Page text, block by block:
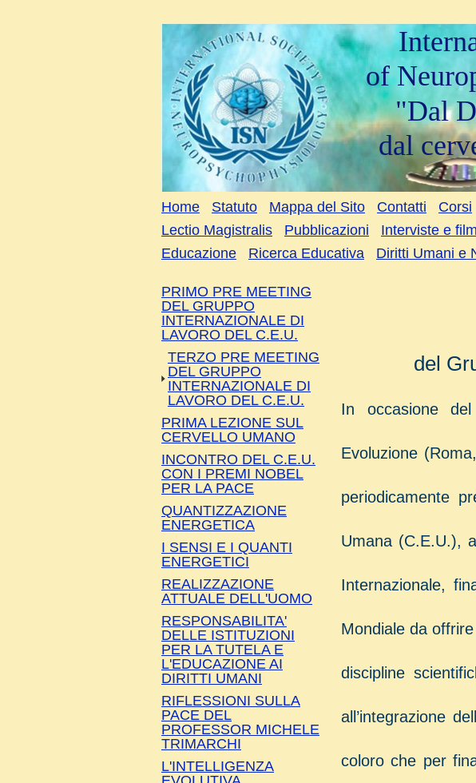
of
"Dal
dal
Home Statuto Mappa del Sito Contatti Corsi
Lectio Magistralis
Pubblicazioni Interviste e
Educazione
Ricerca Educativa Diritti Umani e
del
In occasione
Evoluzione
periodicamente
Umana (C.E.U.),
Internazionale,
Mondiale da
discipline
all’integrazione
coloro che per
PRIMO PRE MEETING
DEL GRUPPO
INTERNAZIONALE DI
LAVORO DEL C.E.U.
TERZO PRE MEETING
DEL GRUPPO
INTERNAZIONALE DI
LAVORO DEL C.E.U.
PRIMA LEZIONE SUL
CERVELLO UMANO
INCONTRO DEL C.E.U.
CON I PREMI NOBEL
PER LA PACE
QUANTIZZAZIONE
ENERGETICA
I SENSI E I QUANTI
ENERGETICI
REALIZZAZIONE
ATTUALE DELL'UOMO
RESPONSABILITA'
DELLE ISTITUZIONI
PER LA TUTELA E
L'EDUCAZIONE AI
DIRITTI UMANI
RIFLESSIONI SULLA
PACE DEL
PROFESSOR MICHELE
TRIMARCHI
L'INTELLIGENZA